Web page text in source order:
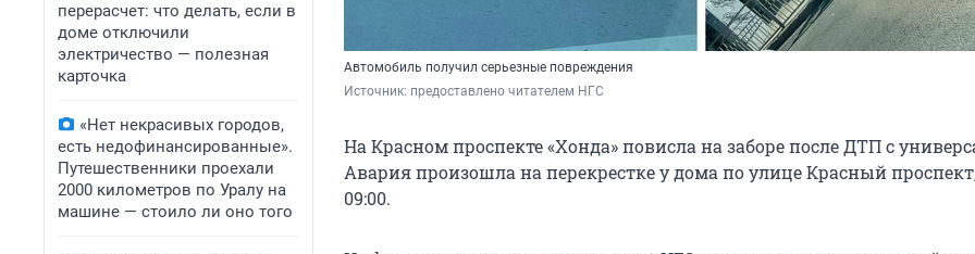
перерасчет: что делать, если в
доме отключили
электричество — полезная
карточка
«Нет некрасивых городов,
есть недофинансированные».
Путешественники проехали
2000 километров по Уралу на
машине — стоило ли оно того
Автомобиль получил серьезные повреждения
Источник: предоставлено читателем НГС
На Красном проспекте «Хонда» повисла на заборе после ДТП с
Авария произошла на перекрестке у дома по улице Красный
09:00.